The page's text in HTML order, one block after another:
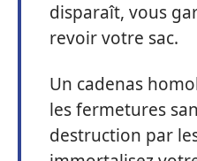
disparaît, vous
revoir votre sac.
Un cadenas
les fermetures
destruction par